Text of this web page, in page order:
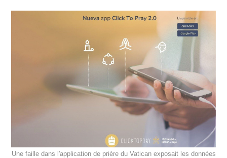
Une faille dans l'application de prière du Vatican exposait les données